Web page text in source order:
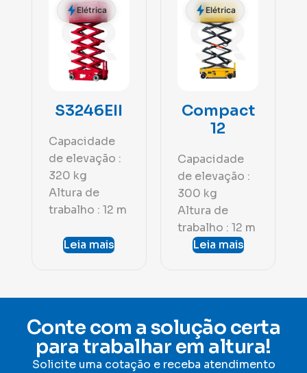
Elétrica
S3246EII
Capacidade
de elevação :
320 kg
Altura de
trabalho : 12 m
Leia mais
Elétrica
Compact
12
Capacidade
de elevação :
300 kg
Altura de
trabalho : 12 m
Leia mais
Conte com a solução certa
para trabalhar em altura!
Solicite uma cotação e receba atendimento